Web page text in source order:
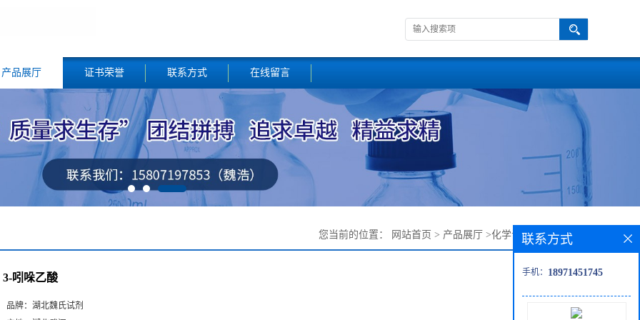
产品展厅 证书荣誉 联系方式 在线留言
您当前的位置： 网站首页 > 产品展厅 >化学试剂>3-吲哚乙酸
3-吲哚乙酸
品牌： 湖北魏氏试剂
联系方式
手机： 18971451745